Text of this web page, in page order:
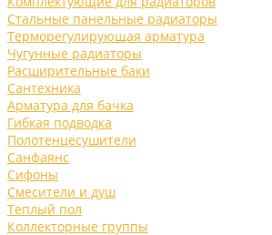
Стальные панельные радиаторы
Терморегулирующая арматура
Чугунные радиаторы
Расширительные баки
Сантехника
Арматура для бачка
Гибкая подводка
Полотенцесушители
Санфаянс
Сифоны
Смесители и душ
Теплый пол
Коллекторные группы